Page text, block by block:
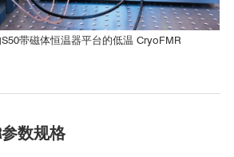
带磁体恒温器平台的低温 CryoFMR
参数规格
with CryoFMR Probe